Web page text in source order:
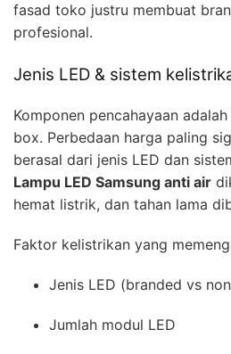
fasad toko justru membuat
profesional.
Jenis LED & sistem
Komponen pencahayaan
box. Perbedaan harga paling
berasal dari jenis LED dan
Lampu LED Samsung anti air
hemat listrik, dan tahan lama
Faktor kelistrikan yang
Jenis LED (branded vs
Jumlah modul LED